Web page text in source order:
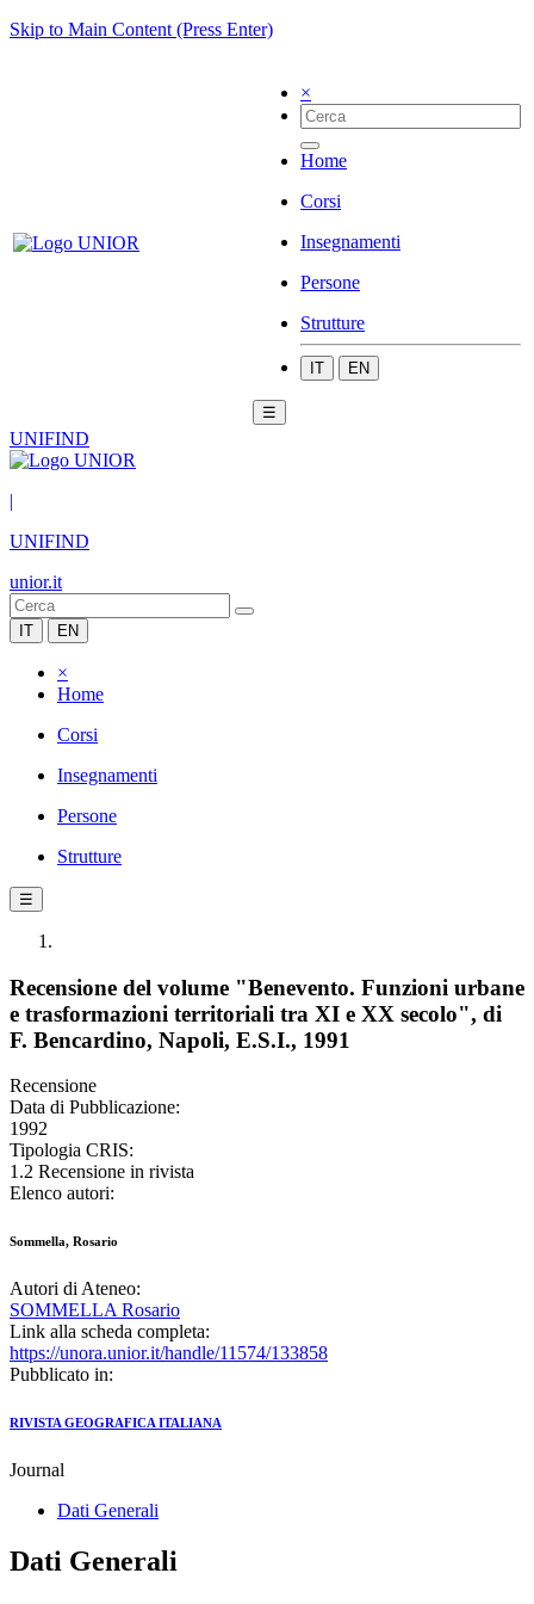
Skip to Main Content (Press Enter)
×
Home
Corsi
Insegnamenti
Persone
Strutture
IT EN
☰
UNIFIND
|
UNIFIND
unior.it
IT EN
×
Home
Corsi
Insegnamenti
Persone
Strutture
☰
Recensione del volume "Benevento. Funzioni urbane
e trasformazioni territoriali tra XI e XX secolo", di
F. Bencardino, Napoli, E.S.I., 1991
Recensione
Data di Pubblicazione:
1992
Tipologia CRIS:
1.2 Recensione in rivista
Elenco autori:
Sommella, Rosario
Autori di Ateneo:
SOMMELLA Rosario
Link alla scheda completa:
https://unora.unior.it/handle/11574/133858
Pubblicato in:
RIVISTA GEOGRAFICA ITALIANA
Journal
Dati Generali
Dati Generali